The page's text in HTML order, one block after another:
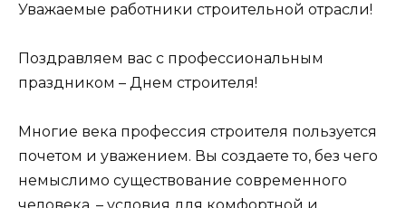
Уважаемые работники строительной отрасли!
Поздравляем вас с профессиональным
праздником – Днем строителя!
Многие века профессия строителя пользуется
почетом и уважением. Вы создаете то, без чего
немыслимо существование современного